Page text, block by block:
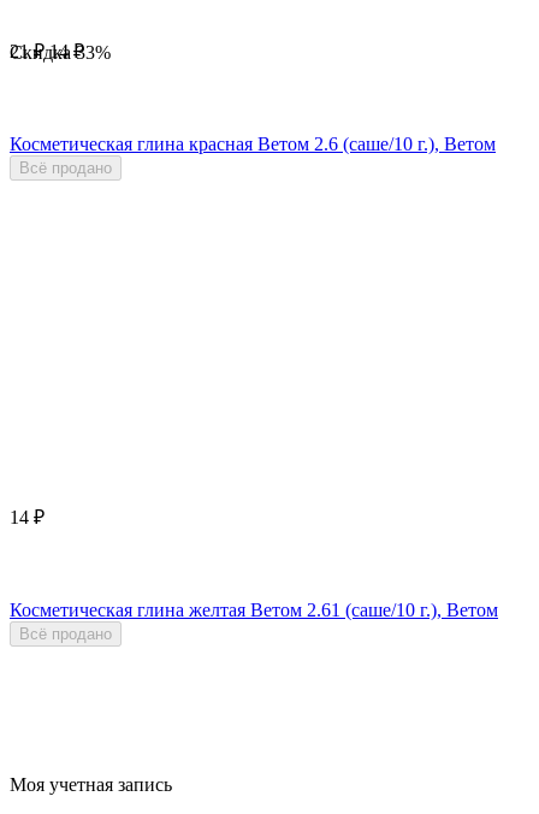
Скидка33%
21 ₽ 14 ₽
Косметическая глина красная Ветом 2.6 (саше/10 г.), Ветом
Всё продано
14 ₽
Косметическая глина желтая Ветом 2.61 (саше/10 г.), Ветом
Всё продано
Моя учетная запись